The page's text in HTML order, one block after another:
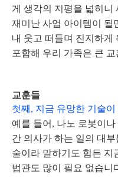
게 생각의 지평을 넓히니
재미난 사업 아이템이 될
내 웃고 떠들며 진지하게
포함해 우리 가족은 큰 교
교훈들
첫째 , 지금 유망한 기술이
예를 들어 , 나노 로봇이나
간 의사가 하는 일의 대부
술이라 말하기도 힘든 지
법관도 많이 필요 없습니